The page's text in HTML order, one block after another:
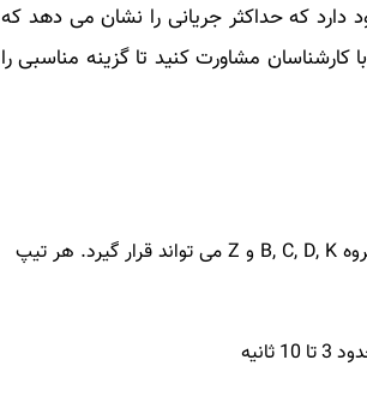
دارد که حداکثر جریانی را نشان می دهد که
مشاورت کنید تا گزینه مناسبی را
در زمان خرید کلیدهای مینیاتوری باید به تیپ آن دقت کنید. این کلید در 5 گروه B, C, D, K و Z می تواند قرار گیرد. هر تیپ